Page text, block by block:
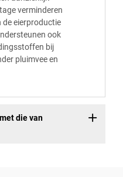
verminderen
de eierproductie
ook
bij
pluimvee en
die van